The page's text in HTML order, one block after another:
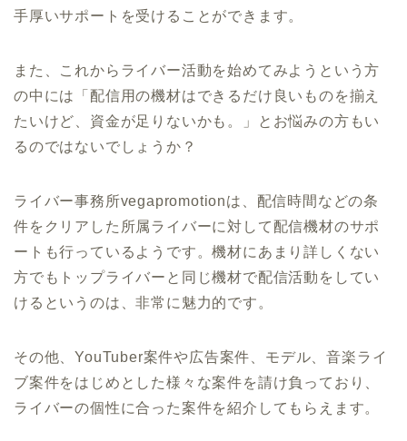
手厚いサポートを受けることができます。
また、これからライバー活動を始めてみようという方
の中には「配信用の機材はできるだけ良いものを揃え
たいけど、資金が足りないかも。」とお悩みの方もい
るのではないでしょうか？
ライバー事務所vegapromotionは、配信時間などの条
件をクリアした所属ライバーに対して配信機材のサポ
ートも行っているようです。機材にあまり詳しくない
方でもトップライバーと同じ機材で配信活動をしてい
けるというのは、非常に魅力的です。
その他、YouTuber案件や広告案件、モデル、音楽ライ
ブ案件をはじめとした様々な案件を請け負っており、
ライバーの個性に合った案件を紹介してもらえます。